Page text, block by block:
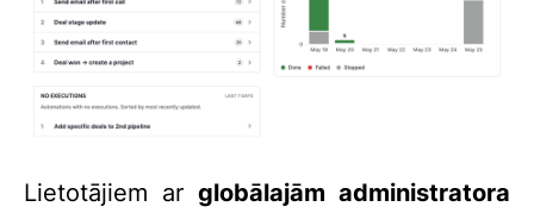
Lietotājiem ar globālajām administratora